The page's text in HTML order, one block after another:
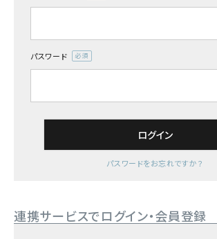
パスワード
ログイン
パスワードをお忘れですか？
連携サービスでログイン・会員登録